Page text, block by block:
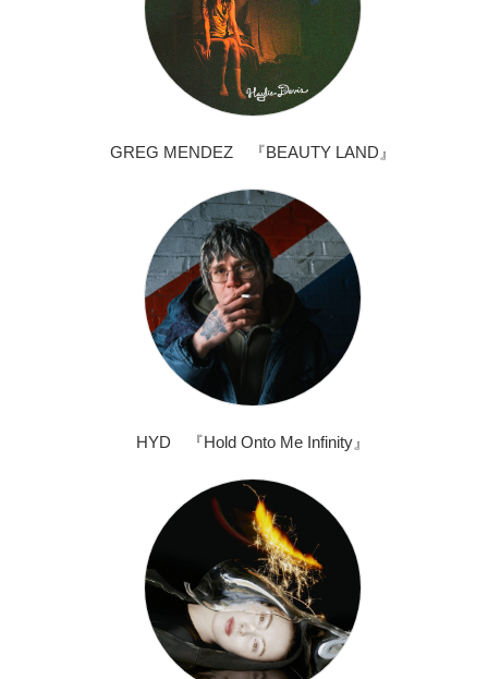
GREG MENDEZ 『BEAUTY LAND』
HYD 『Hold Onto Me Infinity』